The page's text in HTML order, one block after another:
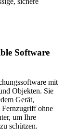
Software
mit
Objekten. Sie
Gerät,
Fernzugriff ohne
um Ihre
schützen.